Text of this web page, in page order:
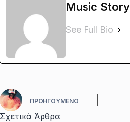
Music Story
See Full Bio
ΠΡΟΗΓΟΎΜΕΝΟ
Σχετικά Άρθρα